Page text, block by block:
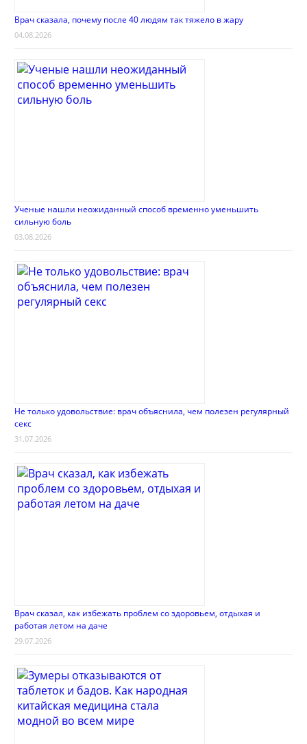
Врач сказала, почему после 40 людям так тяжело в жару
04.08.2026
Ученые нашли неожиданный способ временно уменьшить
сильную боль
03.08.2026
Не только удовольствие: врач объяснила, чем полезен регулярный
секс
31.07.2026
Врач сказал, как избежать проблем со здоровьем, отдыхая и
работая летом на даче
29.07.2026